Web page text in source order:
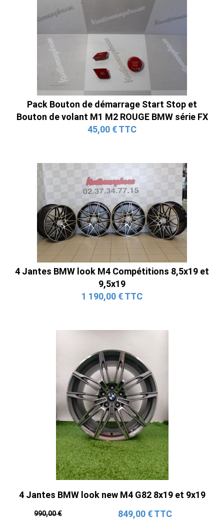
Pack Bouton de démarrage Start Stop et
Bouton de volant M1 M2 ROUGE BMW série FX
45,00 € TTC
4 Jantes BMW look M4 Compétitions 8,5x19 et
9,5x19
1 190,00 € TTC
4 Jantes BMW look new M4 G82 8x19 et 9x19
990,00 € 849,00 € TTC